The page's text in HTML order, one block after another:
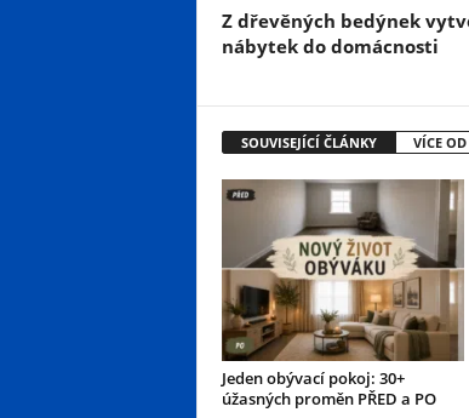
Z dřevěných bedýnek
nábytek do domácnosti
SOUVISEJÍCÍ ČLÁNKY VÍCE
Jeden obývací pokoj: 30+
úžasných proměn PŘED a PO